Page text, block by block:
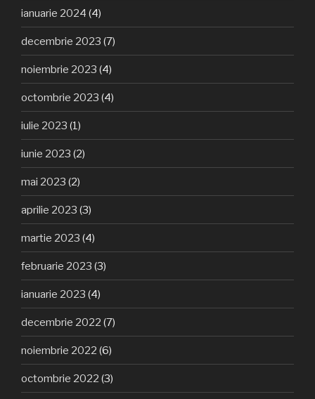
ianuarie 2024 (4)
decembrie 2023 (7)
noiembrie 2023 (4)
octombrie 2023 (4)
iulie 2023 (1)
iunie 2023 (2)
mai 2023 (2)
aprilie 2023 (3)
martie 2023 (4)
februarie 2023 (3)
ianuarie 2023 (4)
decembrie 2022 (7)
noiembrie 2022 (6)
octombrie 2022 (3)